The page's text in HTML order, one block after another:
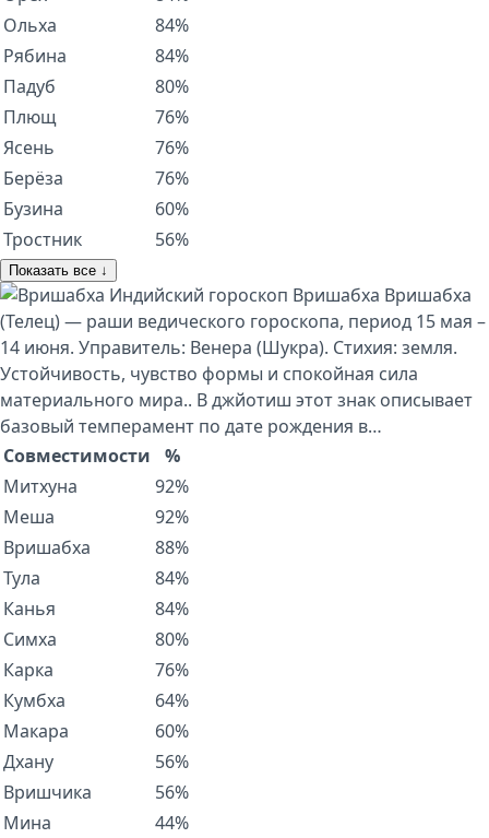
Ольха
84%
Рябина
84%
Падуб
80%
Плющ
76%
Ясень
76%
Берёза
76%
Бузина
60%
Тростник
56%
Показать все ↓
Индийский гороскоп Вришабха Вришабха
(Телец) — раши ведического гороскопа, период 15 мая –
14 июня. Управитель: Венера (Шукра). Стихия: земля.
Устойчивость, чувство формы и спокойная сила
материального мира.. В джйотиш этот знак описывает
базовый темперамент по дате рождения в…
Совместимости
%
Митхуна
92%
Меша
92%
Вришабха
88%
Тула
84%
Канья
84%
Симха
80%
Карка
76%
Кумбха
64%
Макара
60%
Дхану
56%
Вришчика
56%
Мина
44%